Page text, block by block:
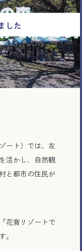
ート）では、左
活かし、自然観
と都市の住民が
花背リゾートで
。